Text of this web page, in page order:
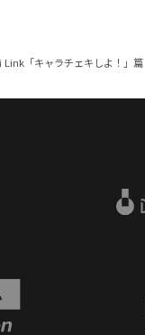
「キャラチェキしよ！」篇